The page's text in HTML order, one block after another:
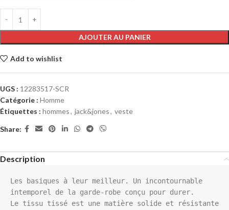
AJOUTER AU PANIER
Add to wishlist
UGS : 12283517-SCR
Catégorie : Homme
Étiquettes : hommes, jack&jones, veste
Share:
Description
Les basiques à leur meilleur. Un incontournable
intemporel de la garde-robe conçu pour durer.
Le tissu tissé est une matière solide et résistante